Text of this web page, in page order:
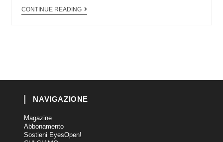
CONTINUE READING
NAVIGAZIONE
Magazine
Abbonamento
Sostieni EyesOpen!